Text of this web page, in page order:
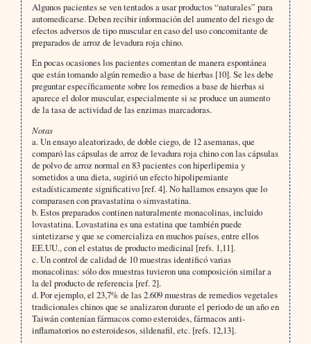
Algunos pacientes se ven tentados a usar productos “naturales” para
automedicarse. Deben recibir información del aumento del riesgo de
efectos adversos de tipo muscular en caso del uso concomitante de
preparados de arroz de levadura roja chino.
En pocas ocasiones los pacientes comentan de manera espontánea
que están tomando algún remedio a base de hierbas [10]. Se les debe
preguntar específicamente sobre los remedios a base de hierbas si
aparece el dolor muscular, especialmente si se produce un aumento
de la tasa de actividad de las enzimas marcadoras.
Notas
a. Un ensayo aleatorizado, de doble ciego, de 12 asemanas, que
comparó las cápsulas de arroz de levadura roja chino con las cápsulas
de polvo de arroz normal en 83 pacientes con hiperlipemia y
sometidos a una dieta, sugirió un efecto hipolipemiante
estadísticamente significativo [ref. 4]. No hallamos ensayos que lo
comparasen con pravastatina o simvastatina.
b. Estos preparados continen naturalmente monacolinas, incluido
lovastatina. Lovastatina es una estatina que también puede
sintetizarse y que se comercializa en muchos países, entre ellos
EE.UU., con el estatus de producto medicinal [refs. 1,11].
c. Un control de calidad de 10 muestras identificó varias
monacolinas: sólo dos muestras tuvieron una composición similar a
la del producto de referencia [ref. 2].
d. Por ejemplo, el 23,7% de las 2.609 muestras de remedios vegetales
tradicionales chinos que se analizaron durante el periodo de un año en
Taiwán contenían fármacos como esteroides, fármacos anti-
inflamatorios no esteroidesos, sildenafil, etc. [refs. 12,13].